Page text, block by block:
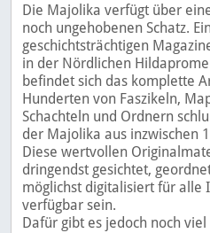
Die Majolika verfügt über
noch ungehobenen Schatz.
geschichtsträchtigen
in der Nördlichen
befindet sich das komplette
Hunderten von Faszikeln,
Schachteln und Ordnern
der Majolika aus inzwischen
Diese wertvollen
dringendst gesichtet,
möglichst digitalisiert für alle
verfügbar sein.
Dafür gibt es jedoch noch viel